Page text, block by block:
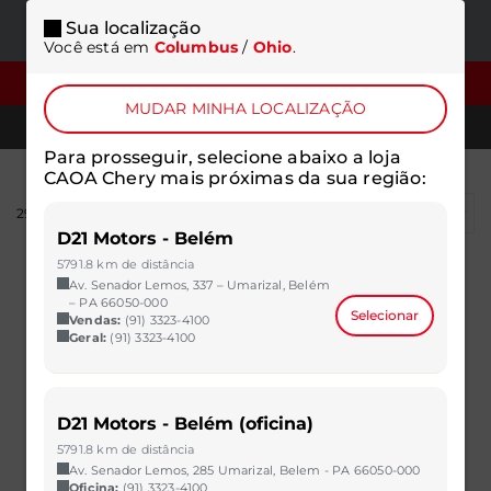
MENU
FILTROS
TELEFONES
294
Sua localização
Você está em Columbus / Ohio.
MUDAR MINHA LOCALIZAÇÃO
Para prosseguir, selecione abaixo a loja
CAOA Chery mais próximas da sua região:
D21 Motors - Belém
5791.8 km de distância
Av. Senador Lemos, 337 – Umarizal, Belém
– PA 66050-000
Vendas: (91) 3323-4100
Geral: (91) 3323-4100
Selecionar
D21 Motors - Belém (oficina)
5791.8 km de distância
Av. Senador Lemos, 285 Umarizal, Belem - PA 66050-000
Oficina: (91) 3323-4100